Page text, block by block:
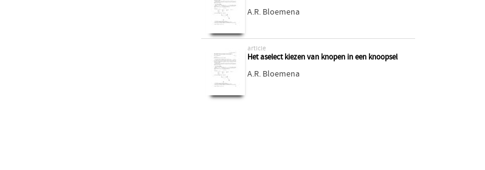
A.R. Bloemena
article
Het aselect kiezen van knopen in een knoopsel
A.R. Bloemena